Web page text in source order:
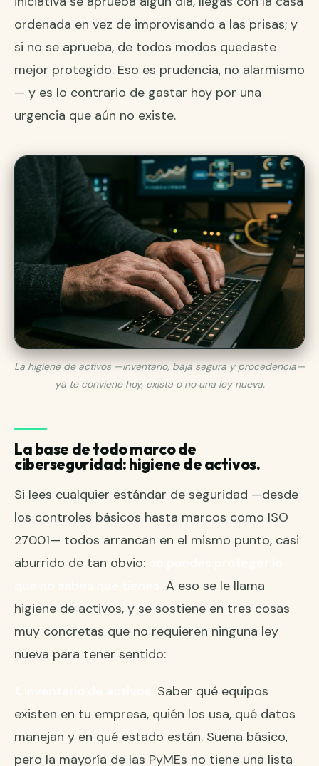
ordenada en vez de improvisando a las prisas; y
si no se aprueba, de todos modos quedaste
mejor protegido. Eso es prudencia, no alarmismo
— y es lo contrario de gastar hoy por una
urgencia que aún no existe.
La higiene de activos —inventario, baja segura y procedencia—
ya te conviene hoy, exista o no una ley nueva.
La base de todo marco de
ciberseguridad: higiene de activos.
Si lees cualquier estándar de seguridad —desde
los controles básicos hasta marcos como ISO
27001— todos arrancan en el mismo punto, casi
aburrido de tan obvio:
A eso se le llama
higiene de activos, y se sostiene en tres cosas
muy concretas que no requieren ninguna ley
nueva para tener sentido:
Saber qué equipos
existen en tu empresa, quién los usa, qué datos
manejan y en qué estado están. Suena básico,
pero la mayoría de las PyMEs no tiene una lista